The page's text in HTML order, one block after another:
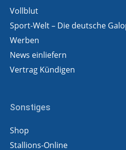
Vollblut
Sport-Welt – Die deutsche
Werben
News einliefern
Vertrag Kündigen
Sonstiges
Shop
Stallions-Online